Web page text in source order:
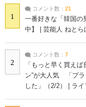
1
コメント数： 21
一番好きな「韓国の
中】 | 芸能人 ねとら
2
コメント数： 7
「もっと早く買え
ン”が大人気 「プラ
した」（2/2） | ラ